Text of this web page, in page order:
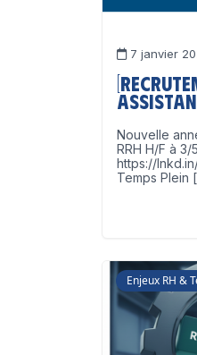
7 janvier
Nouvelle
RRH H/F à 3/
https://
Temps Plein
Enjeux RH &